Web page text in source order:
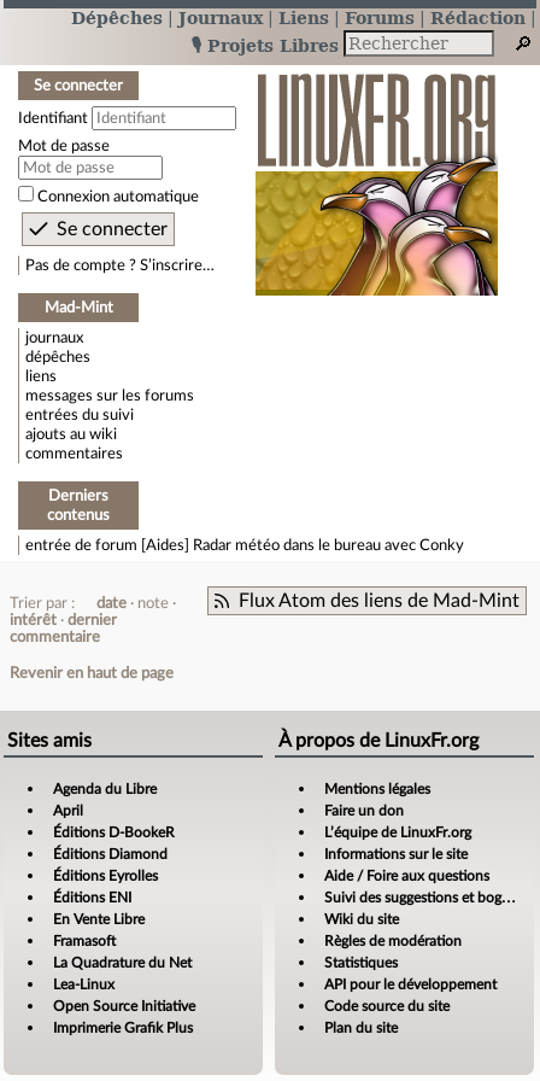
Dépêches Journaux Liens Forums
Rédaction
🎙️ Projets Libres
Se connecter
Identifiant
Mot de passe
Connexion automatique
Pas de compte ? S’inscrire…
Mad-Mint
journaux
dépêches
liens
messages sur les forums
entrées du suivi
ajouts au wiki
commentaires
Derniers
contenus
entrée de forum [Aides] Radar météo dans le bureau avec Conky
Flux Atom des liens de Mad-Mint
Trier par : date
note
intérêt
dernier
commentaire
Revenir en haut de page
Sites amis
Agenda du Libre
April
Éditions D-BookeR
Éditions Diamond
Éditions Eyrolles
Éditions ENI
En Vente Libre
Framasoft
La Quadrature du Net
Lea-Linux
Open Source Initiative
Imprimerie Grafik Plus
À propos de LinuxFr.org
Mentions légales
Faire un don
L’équipe de LinuxFr.org
Informations sur le site
Aide / Foire aux questions
Suivi des suggestions et bogues
Wiki du site
Règles de modération
Statistiques
API pour le développement
Code source du site
Plan du site